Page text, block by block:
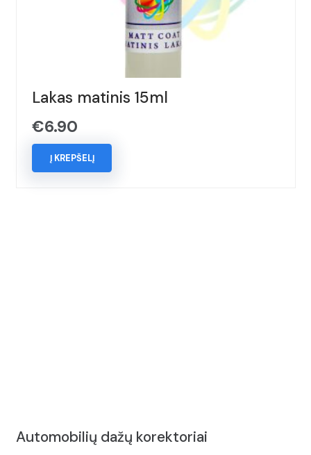
Lakas matinis 15ml
€6.90
Į KREPŠELĮ
Automobilių dažų korektoriai